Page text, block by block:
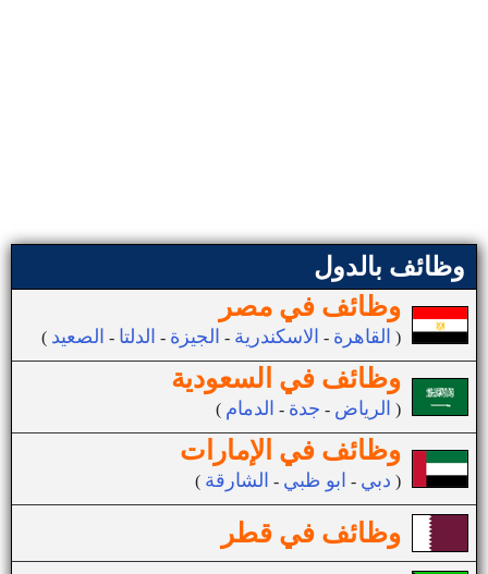
وظائف بالدول
وظائف في مصر
( القاهرة - الاسكندرية - الجيزة - الدلتا - الصعيد )
وظائف في السعودية
( الرياض - جدة - الدمام )
وظائف في الإمارات
( دبي - ابو ظبي - الشارقة )
وظائف في قطر